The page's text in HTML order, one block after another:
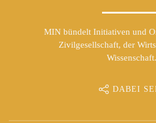
MIN bündelt Initiativen und
Zivilgesellschaft, der
Wissenschaft.
DABEI